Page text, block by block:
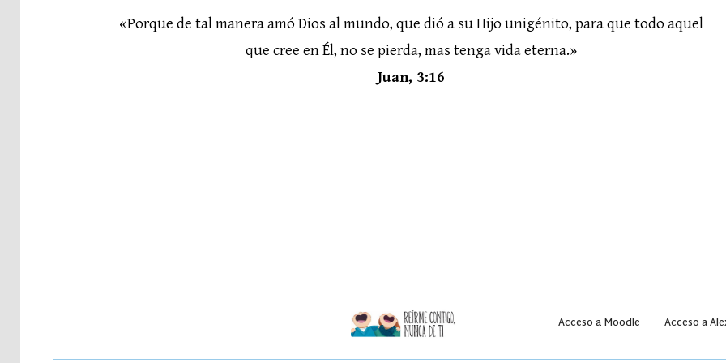
«Porque de tal manera amó Dios al mundo, que dió a su Hijo unigénito, para que todo aquel
que cree en Él, no se pierda, mas tenga vida eterna.»
Juan, 3:16
Acceso a Moodle Acceso a